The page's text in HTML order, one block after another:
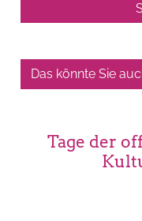
Das könnte Sie
Tage der